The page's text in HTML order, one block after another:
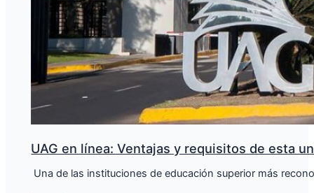
UAG en línea: Ventajas y requisitos de esta
Una de las instituciones de educación superior más